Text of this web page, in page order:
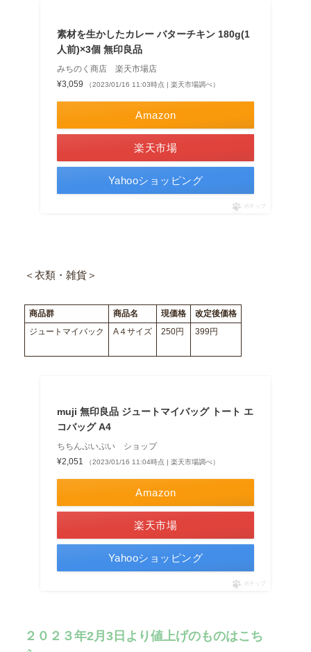
素材を生かしたカレー バターチキン 180g(1
人前)×3個 無印良品
みちのく商店 楽天市場店
¥3,059
（2023/01/16 11:03時点 | 楽天市場調べ）
Amazon
楽天市場
Yahooショッピング
ポチップ
＜衣類・雑貨＞
商品群 商品名 現価格
改定後価格
ジュートマイバック
A４サイズ 250円 399円
muji 無印良品 ジュートマイバッグ トート エ
コバッグ A4
ちちんぷいぷい ショップ
¥2,051
（2023/01/16 11:04時点 | 楽天市場調べ）
Amazon
楽天市場
Yahooショッピング
ポチップ
２０２３年2月3日より値上げのものはこち